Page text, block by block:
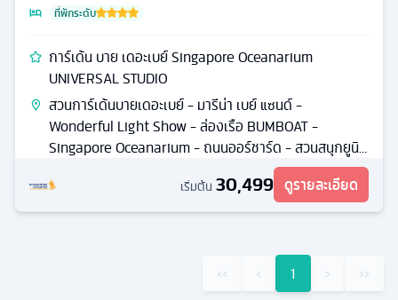
ที่พักระดับ
การ์เด้น บาย เดอะเบย์ Singapore Oceanarium
UNIVERSAL STUDIO
สวนการ์เด้นบายเดอะเบย์ - มารีน่า เบย์ แซนด์ -
Wonderful Light Show - ล่องเรือ BUMBOAT -
Singapore Oceanarium - ถนนออร์ชาร์ด - สวนสนุกยูนิ
เริ่มต้น 30,499 ดูรายละเอียด
‹‹ ‹ 1 › ››